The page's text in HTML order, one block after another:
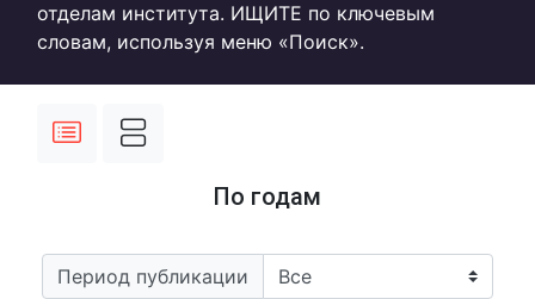
отделам института. ИЩИТЕ по ключевым
словам, используя меню «Поиск».
По годам
Период публикации